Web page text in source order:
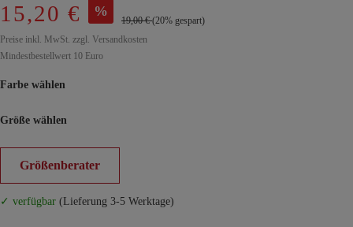
15,20 € %
19,00 €(20% gespart)
Preise inkl. MwSt. zzgl. Versandkosten
Mindestbestellwert 10 Euro
Farbe wählen
Größe wählen
Größenberater
✓ verfügbar (Lieferung 3-5 Werktage)